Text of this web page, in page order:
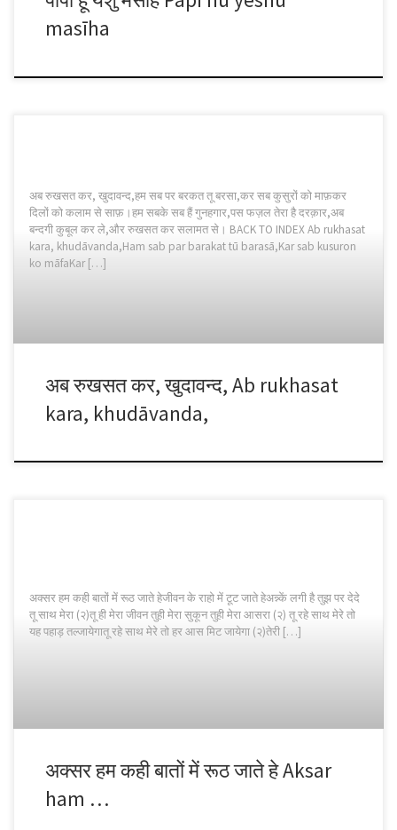
masīha
अब रुखसत कर, खुदावन्द,हम सब पर बरकत तू बरसा,कर सब कुसुरों को माफ़कर
दिलों को कलाम से साफ़।हम सबके सब हैं गुनहगार,पस फज़ल तेरा है दरक़ार,अब
बन्दगी कुबूल कर ले,और रुखसत कर सलामत से। BACK TO INDEX Ab rukhasat
kara, khudāvanda,Ham sab par barakat tū barasā,Kar sab kusuron
ko māfaKar […]
अब रुखसत कर, खुदावन्द, Ab rukhasat
kara, khudāvanda,
अक्सर हम कही बातों में रूठ जाते हेजीवन के राहो में टूट जाते हेअन्न्कें लगी है तुझ पर देदे
तू साथ मेरा (२)तू ही मेरा जीवन तुही मेरा सुकून तुही मेरा आसरा (२) तू रहे साथ मेरे तो
यह पहाड़ तल्जायेगातू रहे साथ मेरे तो हर आस मिट जायेगा (२)तेरी […]
अक्सर हम कही बातों में रूठ जाते हे Aksar
ham …